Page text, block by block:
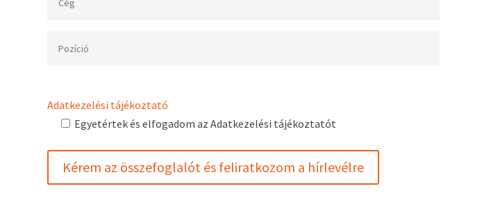
Adatkezelési tájékoztató
Egyetértek és elfogadom az Adatkezelési tájékoztatót